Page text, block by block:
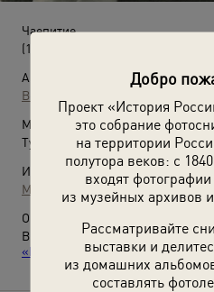
Добро
Проект «История
это собрание
на территории
полутора веков: с
входят
из музейных архивов
Рассматривайте
выставки и
из домашних
составлять
Чаепитие
(1 апреля 1977 - 1 мая 1977)
Автор:
Всеволод Тарасевич
Место съемки:
Туркменская ССР
Источники:
МАММ / МДФ
О фотографии:
Выставка
«Советская
«Говорит Москва»с этой